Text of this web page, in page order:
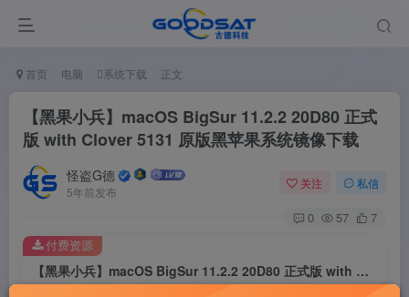
首页 电脑 系统下载 正文
【黑果小兵】macOS BigSur 11.2.2 20D80 正式
版 with Clover 5131 原版黑苹果系统镜像下载
怪盗G德
5年前发布
关注 私信
0 57 7
【黑果小兵】macOS BigSur 11.2.2 20D80 正式版 with Clover 5131 原版黑苹果系统镜像下载
付费资源